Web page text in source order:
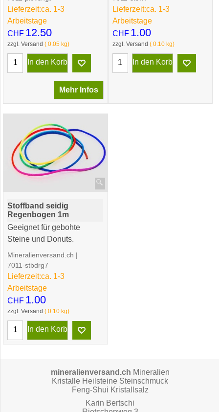
CHF 12.50
zzgl. Versand 0.05 kg
Lieferzeit:ca. 1-3
Arbeitstage
In den Korb
Mehr Infos
CHF 1.00
zzgl. Versand 0.10kg
Lieferzeit:ca. 1-3
Arbeitstage
In den Korb
Stoffband seidig
Regenbogen 1m
Geeignet für gebohte
Steine und Donuts.
CHF 1.00
zzgl. Versand 0.10 kg
Mineralienversand.ch
7011-stbdrg7
Lieferzeit:ca. 1-3
Arbeitstage
In den Korb
mineralienversand.ch Mineralien
Kristalle Heilsteine Steinschmuck
Feng-Shui Kristallsalz
Karin Bertschi